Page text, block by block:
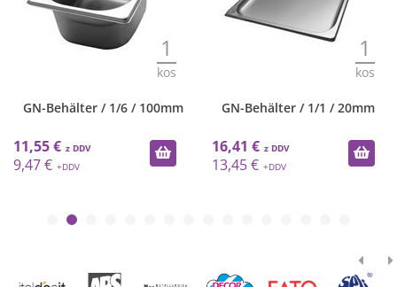
1
kos
GN-Behälter / 1/6 / 100mm
11,55 €
9,47 €
1
kos
GN-Behälter / 1/1 / 20mm
16,41 €
13,45 €